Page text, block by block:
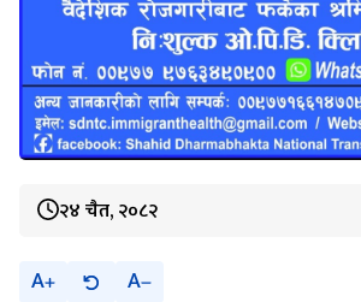
२४ चैत, २०८२
A A